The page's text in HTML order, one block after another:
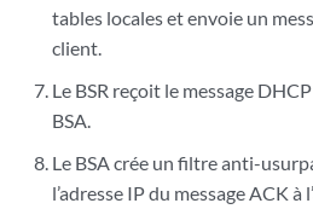
tables locales et envoie un
client.
Le BSR reçoit le message
BSA.
Le BSA crée un filtre anti-
l’adresse IP du message ACK